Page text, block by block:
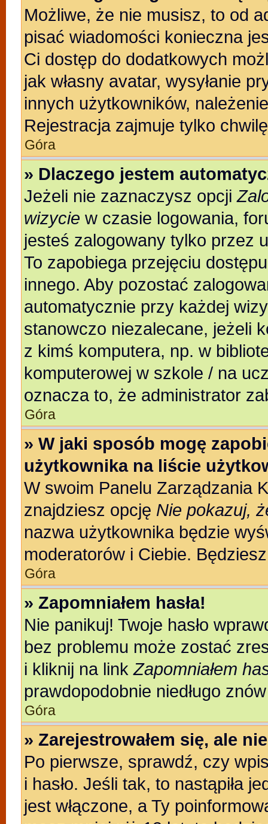
Możliwe, że nie musisz, to od
pisać wiadomości konieczna
Ci dostęp do dodatkowych
jak własny avatar, wysyłanie
innych użytkowników,
Rejestracja zajmuje tylko
Góra
» Dlaczego jestem
Jeżeli nie zaznaczysz opcji
wizycie w czasie logowania,
jesteś zalogowany tylko przez
To zapobiega przejęciu
innego. Aby pozostać
automatycznie przy każdej
stanowczo niezalecane, jeżeli
z kimś komputera, np. w
komputerowej w szkole / na
oznacza to, że administrator
Góra
» W jaki sposób mogę
użytkownika na liście
W swoim Panelu Zarządzania
znajdziesz opcję Nie pokazuj,
nazwa użytkownika będzie
moderatorów i Ciebie.
Góra
» Zapomniałem hasła!
Nie panikuj! Twoje hasło
bez problemu może zostać
i kliknij na linkZapomniałem
prawdopodobnie niedługo
Góra
» Zarejestrowałem się, ale
Po pierwsze, sprawdź, czy
i hasło. Jeśli tak, to nastąpiła
jest włączone, a Ty